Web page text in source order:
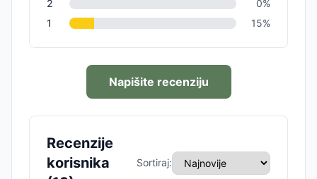
2
0%
1
15%
Napišite recenziju
Recenzije
korisnika
Sortiraj: